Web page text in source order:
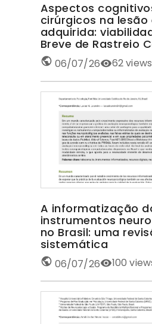
Aspectos
cirúrgicos na lesão
adquirida:
Breve de Rastreio
06/07/26 62views
A informatização
instrumentos
no Brasil: uma
sistemática
06/07/26 100